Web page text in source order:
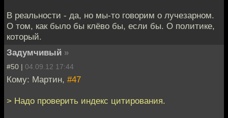
В реальности - да, но мы-то говорим о лучезарном.
О том, как было бы клёво бы, если бы. О политике,
который.
Задумчивый »
#50 | 04.09.12 17:44
Кому: Мартин, #47
> Надо проверить индекс цитирования.